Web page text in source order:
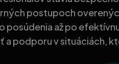
postupoch
posúdenia až po
a podporu v situáciách,